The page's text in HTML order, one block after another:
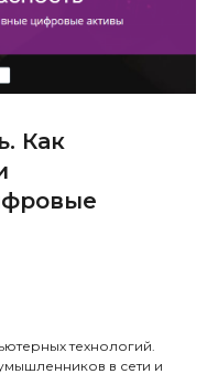
Как
технологий.
в сети и